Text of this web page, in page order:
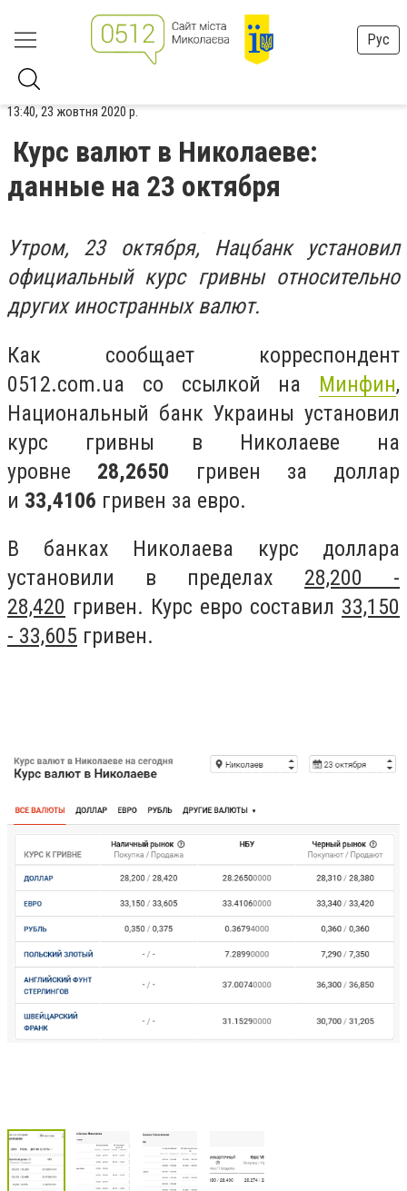
Рус
13:40, 23 жовтня 2020 р.
Курс валют в Николаеве:
данные на 23 октября
Утром, 23 октября, Нацбанк установил
официальный курс гривны относительно
других иностранных валют.
Как сообщает корреспондент
0512.com.ua со ссылкой на Минфин,
Национальный банк Украины установил
курс гривны в Николаеве на
уровне 28,2650 гривен за доллар
и 33,4106 гривен за евро.
В банках Николаева курс доллара
установили в пределах 28,200 -
28,420 гривен. Курс евро составил 33,150
- 33,605 гривен.